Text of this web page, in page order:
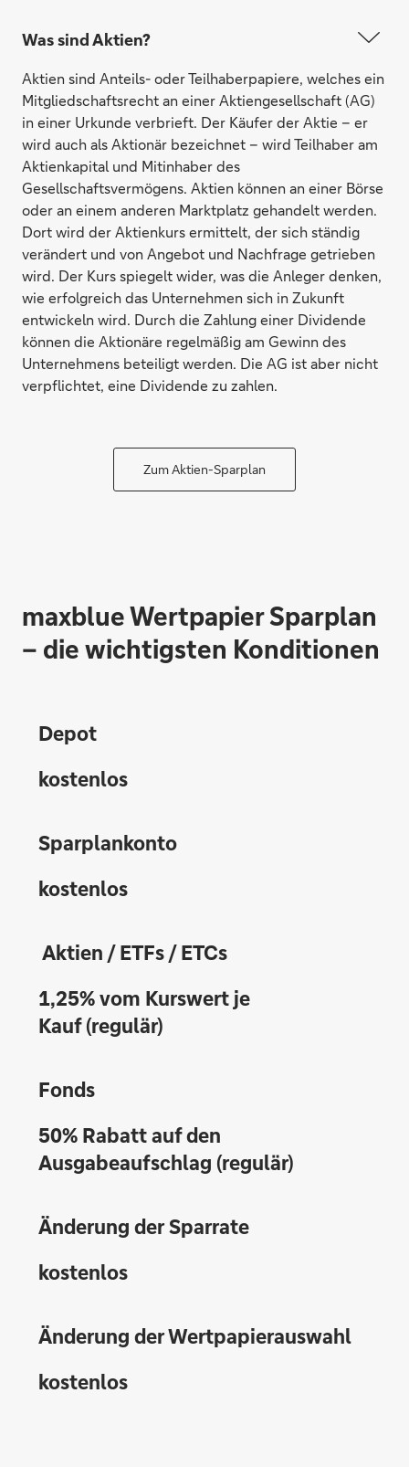
Was sind Aktien?
Aktien sind Anteils- oder Teilhaberpapiere, welches ein
Mitgliedschaftsrecht an einer Aktiengesellschaft (AG)
in einer Urkunde verbrieft. Der Käufer der Aktie – er
wird auch als Aktionär bezeichnet – wird Teilhaber am
Aktienkapital und Mitinhaber des
Gesellschaftsvermögens. Aktien können an einer Börse
oder an einem anderen Marktplatz gehandelt werden.
Dort wird der Aktienkurs ermittelt, der sich ständig
verändert und von Angebot und Nachfrage getrieben
wird. Der Kurs spiegelt wider, was die Anleger denken,
wie erfolgreich das Unternehmen sich in Zukunft
entwickeln wird. Durch die Zahlung einer Dividende
können die Aktionäre regelmäßig am Gewinn des
Unternehmens beteiligt werden. Die AG ist aber nicht
verpflichtet, eine Dividende zu zahlen.
Zum Aktien-Sparplan
maxblue Wertpapier Sparplan
– die wichtigsten Konditionen
Depot
kostenlos
Sparplankonto
kostenlos
Aktien / ETFs / ETCs
1,25% vom Kurswert je
Kauf (regulär)
Fonds
50% Rabatt auf den
Ausgabeaufschlag (regulär)
Änderung der Sparrate
kostenlos
Änderung der Wertpapierauswahl
kostenlos